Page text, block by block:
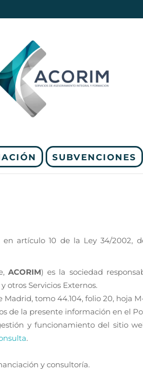
SUBVENCIONES
artículo 10 de la Ley 34/2002,
ACORIM) es la sociedad
otros Servicios Externos.
tomo 44.104, folio 20, hoja
de la presente información en el
y funcionamiento del sitio
.
y consultoría.